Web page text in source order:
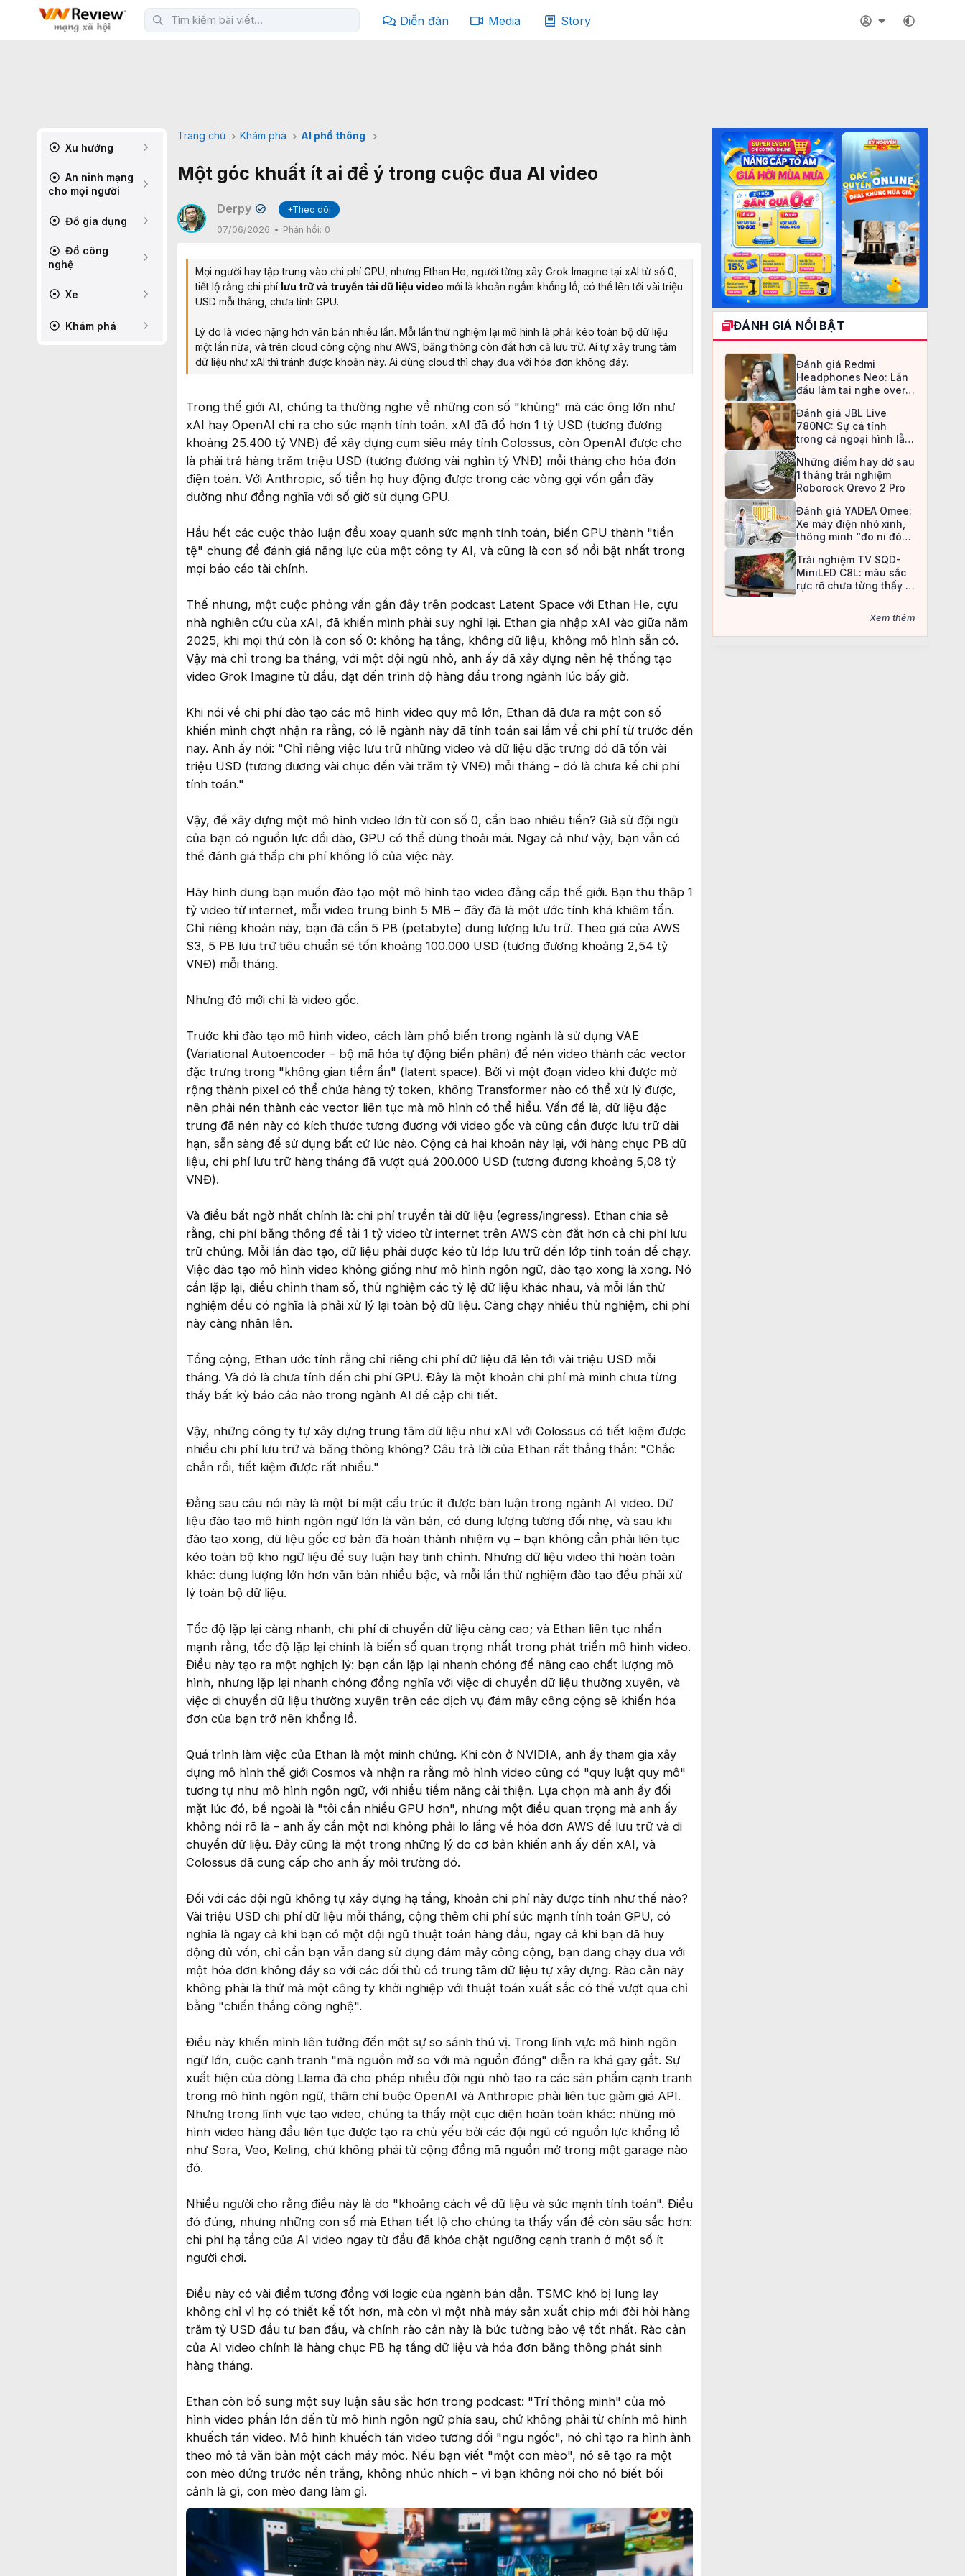
Diễn đàn Media Story
Xu hướng
An ninh mạng
cho mọi người
Đồ gia dụng
Đồ công
nghệ
Xe
Khám phá
Trang chủ Khám phá AI phổ thông
Một góc khuất ít ai để ý trong cuộc đua AI video
Derpy ✔
+Theo dõi
07/06/2026
Phản hồi: 0
Mọi người hay tập trung vào chi phí GPU, nhưng Ethan He, người từng xây Grok Imagine tại xAI từ số 0,
tiết lộ rằng chi phí lưu trữ và truyền tải dữ liệu video mới là khoản ngầm khổng lồ, có thể lên tới vài triệu
USD mỗi tháng, chưa tính GPU.
Lý do là video nặng hơn văn bản nhiều lần. Mỗi lần thử nghiệm lại mô hình là phải kéo toàn bộ dữ liệu
một lần nữa, và trên cloud công cộng như AWS, băng thông còn đắt hơn cả lưu trữ. Ai tự xây trung tâm
dữ liệu như xAI thì tránh được khoản này. Ai dùng cloud thì chạy đua với hóa đơn không đáy.
Trong thế giới AI, chúng ta thường nghe về những con số "khủng" mà các ông lớn như
xAI hay OpenAI chi ra cho sức mạnh tính toán. xAI đã đổ hơn 1 tỷ USD (tương đương
khoảng 25.400 tỷ VNĐ) để xây dựng cụm siêu máy tính Colossus, còn OpenAI được cho
là phải trả hàng trăm triệu USD (tương đương vài nghìn tỷ VNĐ) mỗi tháng cho hóa đơn
điện toán. Với Anthropic, số tiền họ huy động được trong các vòng gọi vốn gần đây
dường như đồng nghĩa với số giờ sử dụng GPU.
Hầu hết các cuộc thảo luận đều xoay quanh sức mạnh tính toán, biến GPU thành "tiền
tệ" chung để đánh giá năng lực của một công ty AI, và cũng là con số nổi bật nhất trong
mọi báo cáo tài chính.
Thế nhưng, một cuộc phỏng vấn gần đây trên podcast Latent Space với Ethan He, cựu
nhà nghiên cứu của xAI, đã khiến mình phải suy nghĩ lại. Ethan gia nhập xAI vào giữa năm
2025, khi mọi thứ còn là con số 0: không hạ tầng, không dữ liệu, không mô hình sẵn có.
Vậy mà chỉ trong ba tháng, với một đội ngũ nhỏ, anh ấy đã xây dựng nên hệ thống tạo
video Grok Imagine từ đầu, đạt đến trình độ hàng đầu trong ngành lúc bấy giờ.
Khi nói về chi phí đào tạo các mô hình video quy mô lớn, Ethan đã đưa ra một con số
khiến mình chợt nhận ra rằng, có lẽ ngành này đã tính toán sai lầm về chi phí từ trước đến
nay. Anh ấy nói: "Chỉ riêng việc lưu trữ những video và dữ liệu đặc trưng đó đã tốn vài
triệu USD (tương đương vài chục đến vài trăm tỷ VNĐ) mỗi tháng – đó là chưa kể chi phí
tính toán."
Vậy, để xây dựng một mô hình video lớn từ con số 0, cần bao nhiêu tiền? Giả sử đội ngũ
của bạn có nguồn lực dồi dào, GPU có thể dùng thoải mái. Ngay cả như vậy, bạn vẫn có
thể đánh giá thấp chi phí khổng lồ của việc này.
Hãy hình dung bạn muốn đào tạo một mô hình tạo video đẳng cấp thế giới. Bạn thu thập 1
tỷ video từ internet, mỗi video trung bình 5 MB – đây đã là một ước tính khá khiêm tốn.
Chỉ riêng khoản này, bạn đã cần 5 PB (petabyte) dung lượng lưu trữ. Theo giá của AWS
S3, 5 PB lưu trữ tiêu chuẩn sẽ tốn khoảng 100.000 USD (tương đương khoảng 2,54 tỷ
VNĐ) mỗi tháng.
Nhưng đó mới chỉ là video gốc.
Trước khi đào tạo mô hình video, cách làm phổ biến trong ngành là sử dụng VAE
(Variational Autoencoder – bộ mã hóa tự động biến phân) để nén video thành các vector
đặc trưng trong "không gian tiềm ẩn" (latent space). Bởi vì một đoạn video khi được mở
rộng thành pixel có thể chứa hàng tỷ token, không Transformer nào có thể xử lý được,
nên phải nén thành các vector liên tục mà mô hình có thể hiểu. Vấn đề là, dữ liệu đặc
trưng đã nén này có kích thước tương đương với video gốc và cũng cần được lưu trữ dài
hạn, sẵn sàng để sử dụng bất cứ lúc nào. Cộng cả hai khoản này lại, với hàng chục PB dữ
liệu, chi phí lưu trữ hàng tháng đã vượt quá 200.000 USD (tương đương khoảng 5,08 tỷ
VNĐ).
Và điều bất ngờ nhất chính là: chi phí truyền tải dữ liệu (egress/ingress). Ethan chia sẻ
rằng, chi phí băng thông để tải 1 tỷ video từ internet trên AWS còn đắt hơn cả chi phí lưu
trữ chúng. Mỗi lần đào tạo, dữ liệu phải được kéo từ lớp lưu trữ đến lớp tính toán để chạy.
Việc đào tạo mô hình video không giống như mô hình ngôn ngữ, đào tạo xong là xong. Nó
cần lặp lại, điều chỉnh tham số, thử nghiệm các tỷ lệ dữ liệu khác nhau, và mỗi lần thử
nghiệm đều có nghĩa là phải xử lý lại toàn bộ dữ liệu. Càng chạy nhiều thử nghiệm, chi phí
này càng nhân lên.
Tổng cộng, Ethan ước tính rằng chỉ riêng chi phí dữ liệu đã lên tới vài triệu USD mỗi
tháng. Và đó là chưa tính đến chi phí GPU. Đây là một khoản chi phí mà mình chưa từng
thấy bất kỳ báo cáo nào trong ngành AI đề cập chi tiết.
Vậy, những công ty tự xây dựng trung tâm dữ liệu như xAI với Colossus có tiết kiệm được
nhiều chi phí lưu trữ và băng thông không? Câu trả lời của Ethan rất thẳng thắn: "Chắc
chắn rồi, tiết kiệm được rất nhiều."
Đằng sau câu nói này là một bí mật cấu trúc ít được bàn luận trong ngành AI video. Dữ
liệu đào tạo mô hình ngôn ngữ lớn là văn bản, có dung lượng tương đối nhẹ, và sau khi
đào tạo xong, dữ liệu gốc cơ bản đã hoàn thành nhiệm vụ – bạn không cần phải liên tục
kéo toàn bộ kho ngữ liệu để suy luận hay tinh chỉnh. Nhưng dữ liệu video thì hoàn toàn
khác: dung lượng lớn hơn văn bản nhiều bậc, và mỗi lần thử nghiệm đào tạo đều phải xử
lý toàn bộ dữ liệu.
Tốc độ lặp lại càng nhanh, chi phí di chuyển dữ liệu càng cao; và Ethan liên tục nhấn
mạnh rằng, tốc độ lặp lại chính là biến số quan trọng nhất trong phát triển mô hình video.
Điều này tạo ra một nghịch lý: bạn cần lặp lại nhanh chóng để nâng cao chất lượng mô
hình, nhưng lặp lại nhanh chóng đồng nghĩa với việc di chuyển dữ liệu thường xuyên, và
việc di chuyển dữ liệu thường xuyên trên các dịch vụ đám mây công cộng sẽ khiến hóa
đơn của bạn trở nên khổng lồ.
Quá trình làm việc của Ethan là một minh chứng. Khi còn ở NVIDIA, anh ấy tham gia xây
dựng mô hình thế giới Cosmos và nhận ra rằng mô hình video cũng có "quy luật quy mô"
tương tự như mô hình ngôn ngữ, với nhiều tiềm năng cải thiện. Lựa chọn mà anh ấy đối
mặt lúc đó, bề ngoài là "tôi cần nhiều GPU hơn", nhưng một điều quan trọng mà anh ấy
không nói rõ là – anh ấy cần một nơi không phải lo lắng về hóa đơn AWS để lưu trữ và di
chuyển dữ liệu. Đây cũng là một trong những lý do cơ bản khiến anh ấy đến xAI, và
Colossus đã cung cấp cho anh ấy môi trường đó.
Đối với các đội ngũ không tự xây dựng hạ tầng, khoản chi phí này được tính như thế nào?
Vài triệu USD chi phí dữ liệu mỗi tháng, cộng thêm chi phí sức mạnh tính toán GPU, có
nghĩa là ngay cả khi bạn có một đội ngũ thuật toán hàng đầu, ngay cả khi bạn đã huy
động đủ vốn, chỉ cần bạn vẫn đang sử dụng đám mây công cộng, bạn đang chạy đua với
một hóa đơn không đáy so với các đối thủ có trung tâm dữ liệu tự xây dựng. Rào cản này
không phải là thứ mà một công ty khởi nghiệp với thuật toán xuất sắc có thể vượt qua chỉ
bằng "chiến thắng công nghệ".
Điều này khiến mình liên tưởng đến một sự so sánh thú vị. Trong lĩnh vực mô hình ngôn
ngữ lớn, cuộc cạnh tranh "mã nguồn mở so với mã nguồn đóng" diễn ra khá gay gắt. Sự
xuất hiện của dòng Llama đã cho phép nhiều đội ngũ nhỏ tạo ra các sản phẩm cạnh tranh
trong mô hình ngôn ngữ, thậm chí buộc OpenAI và Anthropic phải liên tục giảm giá API.
Nhưng trong lĩnh vực tạo video, chúng ta thấy một cục diện hoàn toàn khác: những mô
hình video hàng đầu liên tục được tạo ra chủ yếu bởi các đội ngũ có nguồn lực khổng lồ
như Sora, Veo, Keling, chứ không phải từ cộng đồng mã nguồn mở trong một garage nào
đó.
Nhiều người cho rằng điều này là do "khoảng cách về dữ liệu và sức mạnh tính toán". Điều
đó đúng, nhưng những con số mà Ethan tiết lộ cho chúng ta thấy vấn đề còn sâu sắc hơn:
chi phí hạ tầng của AI video ngay từ đầu đã khóa chặt ngưỡng cạnh tranh ở một số ít
người chơi.
Điều này có vài điểm tương đồng với logic của ngành bán dẫn. TSMC khó bị lung lay
không chỉ vì họ có thiết kế tốt hơn, mà còn vì một nhà máy sản xuất chip mới đòi hỏi hàng
trăm tỷ USD đầu tư ban đầu, và chính rào cản này là bức tường bảo vệ tốt nhất. Rào cản
của AI video chính là hàng chục PB hạ tầng dữ liệu và hóa đơn băng thông phát sinh
hàng tháng.
Ethan còn bổ sung một suy luận sâu sắc hơn trong podcast: "Trí thông minh" của mô
hình video phần lớn đến từ mô hình ngôn ngữ phía sau, chứ không phải từ chính mô hình
khuếch tán video. Mô hình khuếch tán video tương đối "ngu ngốc", nó chỉ tạo ra hình ảnh
theo mô tả văn bản một cách máy móc. Nếu bạn viết "một con mèo", nó sẽ tạo ra một
con mèo đứng trước nền trắng, không nhúc nhích – vì bạn không nói cho nó biết bối
cảnh là gì, con mèo đang làm gì.
ĐÁNH GIÁ NỔI BẬT
Đánh giá Redmi
Headphones Neo: Lần
đầu làm tai nghe over-
an toàn
Đánh giá JBL Live
780NC: Sự cá tính
trong cả ngoại hình lẫn
Những điểm hay dở sau
1 tháng trải nghiệm
Roborock Qrevo 2 Pro
Đánh giá YADEA Omee:
Xe máy điện nhỏ xinh,
thông minh “đo ni đóng
Trải nghiệm TV SQD-
MiniLED C8L: màu sắc
rực rỡ chưa từng thấy ở
Xem thêm